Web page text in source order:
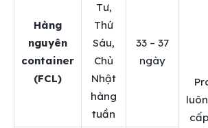
Hàng
nguyên
container
(FCL)
Tư,
Thứ
Sáu,
Chủ
Nhật
hàng
tuần
33 – 37
ngày